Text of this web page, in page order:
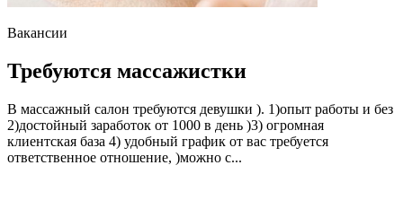
Вакансии
Требуются массажистки
В массажный салон требуются девушки ). 1)опыт работы и без
2)достойный заработок от 1000 в день )3) огромная
клиентская база 4) удобный график от вас требуется
ответственное отношение, )можно с...